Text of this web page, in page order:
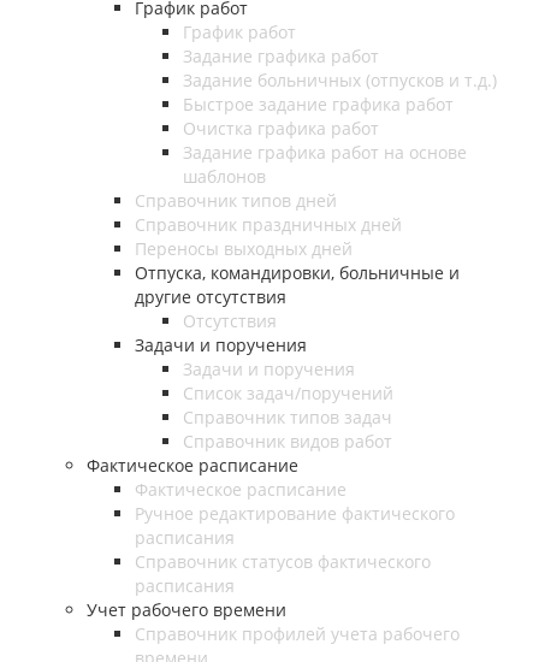
График работ
График работ
Задание графика работ
Задание больничных (отпусков и т.д.)
Быстрое задание графика работ
Очистка графика работ
Задание графика работ на основе
шаблонов
Справочник типов дней
Справочник праздничных дней
Переносы выходных дней
Отпуска, командировки, больничные и
другие отсутствия
Отсутствия
Задачи и поручения
Задачи и поручения
Список задач/поручений
Справочник типов задач
Справочник видов работ
Фактическое расписание
Фактическое расписание
Ручное редактирование фактического
расписания
Справочник статусов фактического
расписания
Учет рабочего времени
Справочник профилей учета рабочего